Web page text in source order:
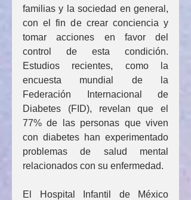
familias y la sociedad en general,
con el fin de crear conciencia y
tomar acciones en favor del
control de esta condición.
Estudios recientes, como la
encuesta mundial de la
Federación Internacional de
Diabetes (FID), revelan que el
77% de las personas que viven
con diabetes han experimentado
problemas de salud mental
relacionados con su enfermedad.
El Hospital Infantil de México